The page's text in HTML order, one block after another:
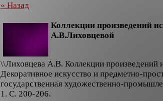
« Назад
Коллекции произведений
А.В.Лиховцевой
\\Лиховцева А.В. Коллекции произведений
Декоративное искусство и предметно-
государственная художественно-
1. С. 200-206.